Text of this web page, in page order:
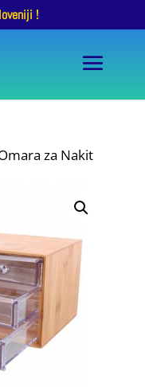
!
za Nakit